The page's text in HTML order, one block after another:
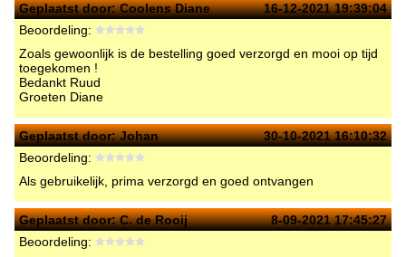
Geplaatst door:Coolens Diane
16-12-2021 19:39:04
Beoordeling:
Zoals gewoonlijk is de bestelling goed verzorgd en mooi op tijd
toegekomen !
Bedankt Ruud
Groeten Diane
Geplaatst door:Johan
30-10-2021 16:10:32
Beoordeling:
Als gebruikelijk, prima verzorgd en goed ontvangen
Geplaatst door:C. de Rooij
8-09-2021 17:45:27
Beoordeling: